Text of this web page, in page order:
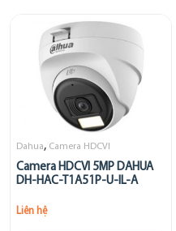
Dahua, Camera HDCVI
Camera HDCVI 5MP DAHUA
DH-HAC-T1A51P-U-IL-A
Liên hệ